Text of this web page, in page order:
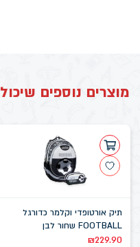
מוצרים נוספים
תיק אורטופדי וקלמר כדורגל
FOOTBALL שחור לבן
₪229.90